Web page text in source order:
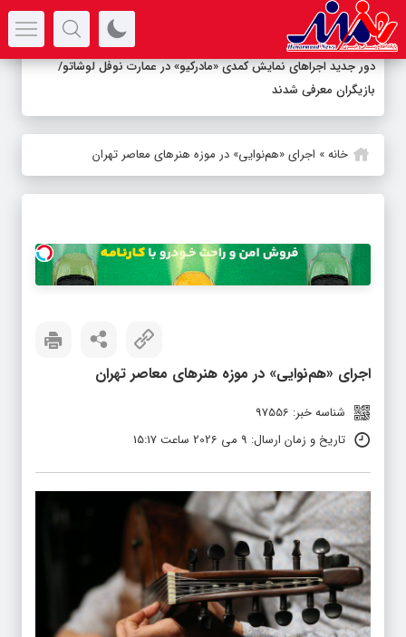
دور جدید اجراهای نمایش کمدی «مادرکیو» در عمارت نوفل لوشاتو/
بازیگران معرفی شدند
خانه» اجرای «هم‌نوایی» در موزه هنرهای معاصر تهران
اجرای «هم‌نوایی» در موزه هنرهای معاصر تهران
شناسه خبر: 97556
تاریخ و زمان ارسال: 9 می 2026 ساعت 15:17